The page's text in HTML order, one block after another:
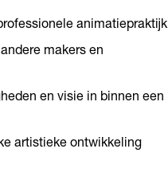
makers en
en visie in binnen een
artistieke ontwikkeling